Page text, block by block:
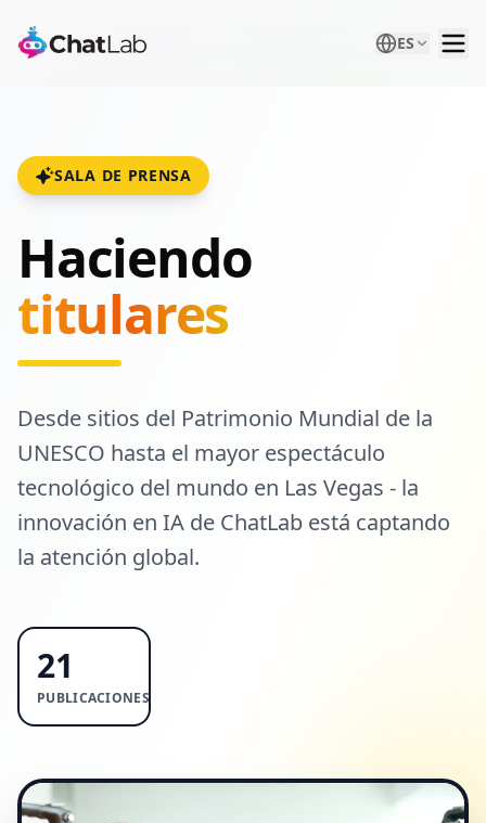
ES
SALA DE PRENSA
Haciendo
titulares
Desde sitios del Patrimonio Mundial de la
UNESCO hasta el mayor espectáculo
tecnológico del mundo en Las Vegas - la
innovación en IA de ChatLab está captando
la atención global.
21
PUBLICACIONES